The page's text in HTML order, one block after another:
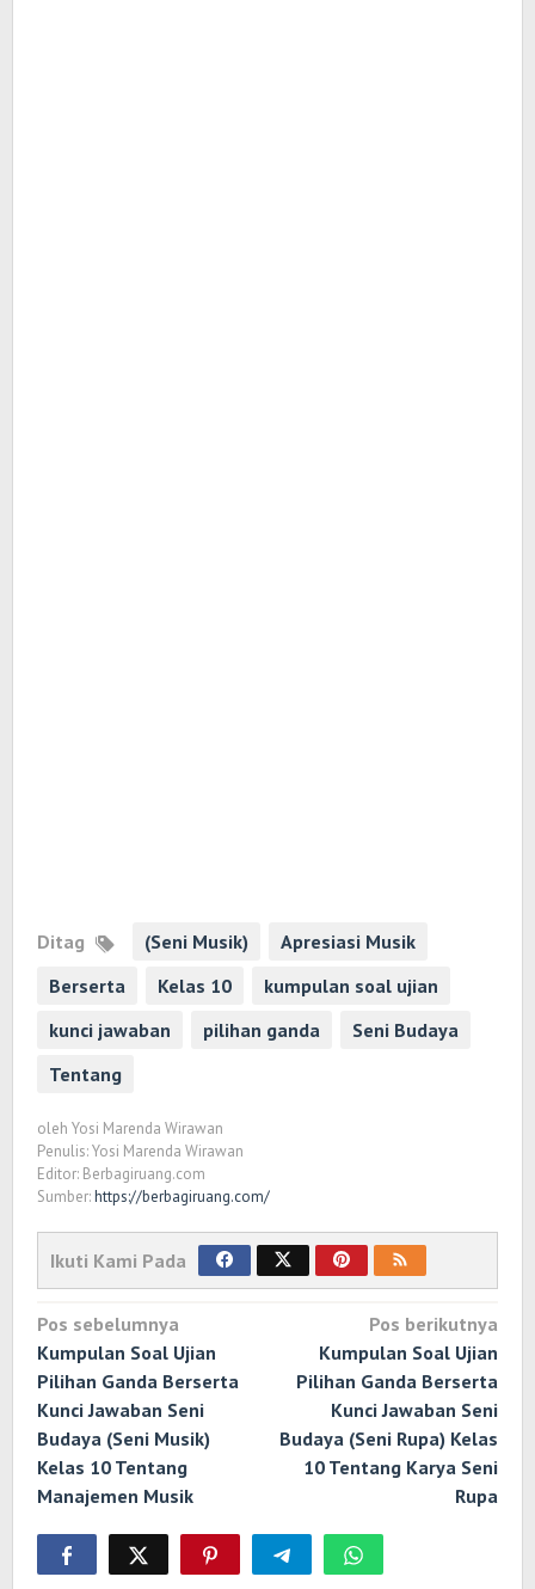
Ditag (Seni Musik)
Apresiasi Musik
Berserta
Kelas 10
kumpulan soal ujian
kunci jawaban
pilihan ganda
Seni Budaya
Tentang
oleh Yosi Marenda Wirawan
Penulis: Yosi Marenda Wirawan
Editor: Berbagiruang.com
Sumber:https://berbagiruang.com/
Ikuti Kami Pada
Navigasi
pos
Pos sebelumnya
Kumpulan Soal Ujian
Pilihan Ganda Berserta
Kunci Jawaban Seni
Budaya (Seni Musik)
Kelas 10 Tentang
Manajemen Musik
Pos berikutnya
Kumpulan Soal Ujian
Pilihan Ganda Berserta
Kunci Jawaban Seni
Budaya (Seni Rupa) Kelas
10 Tentang Karya Seni
Rupa